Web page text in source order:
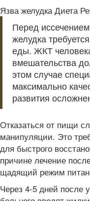
Язва желудка Диета
Перед
желудка
еды. ЖКТ
вмешательства
этом случае
максимально
развития
Отказаться от пищи
манипуляции. Это
для быстрого
причине лечение
щадящий режим
Через 4-5 дней после